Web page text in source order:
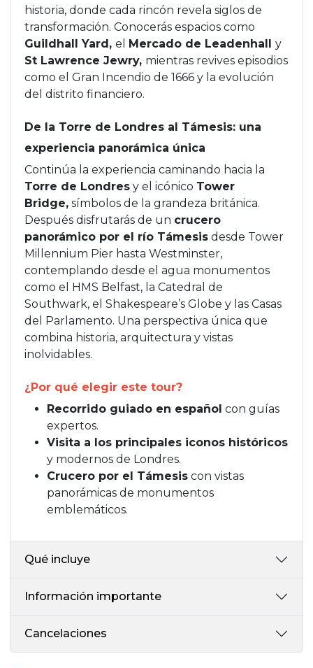
historia, donde cada rincón revela siglos de
transformación. Conocerás espacios como
Guildhall Yard, el Mercado de Leadenhall y
St Lawrence Jewry, mientras revives episodios
como el Gran Incendio de 1666 y la evolución
del distrito financiero.
De la Torre de Londres al Támesis: una
experiencia panorámica única
Continúa la experiencia caminando hacia la
Torre de Londres y el icónico Tower
Bridge, símbolos de la grandeza británica.
Después disfrutarás de un crucero
panorámico por el río Támesis desde Tower
Millennium Pier hasta Westminster,
contemplando desde el agua monumentos
como el HMS Belfast, la Catedral de
Southwark, el Shakespeare’s Globe y las Casas
del Parlamento. Una perspectiva única que
combina historia, arquitectura y vistas
inolvidables.
¿Por qué elegir este tour?
Recorrido guiado en español con guías
expertos.
Visita a los principales iconos históricos
y modernos de Londres.
Crucero por el Támesis con vistas
panorámicas de monumentos
emblemáticos.
Qué incluye
Información importante
Cancelaciones